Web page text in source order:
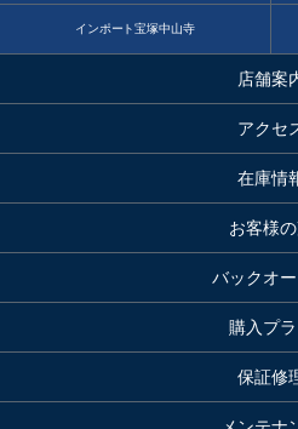
インポート宝塚中山寺
店舗案
アクセ
在庫情
お客様
バックオ
購入プ
保証修